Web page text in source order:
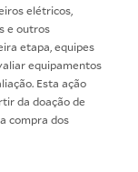
elétricos,
e outros
etapa, equipes
equipamentos
Esta ação
da doação de
compra dos